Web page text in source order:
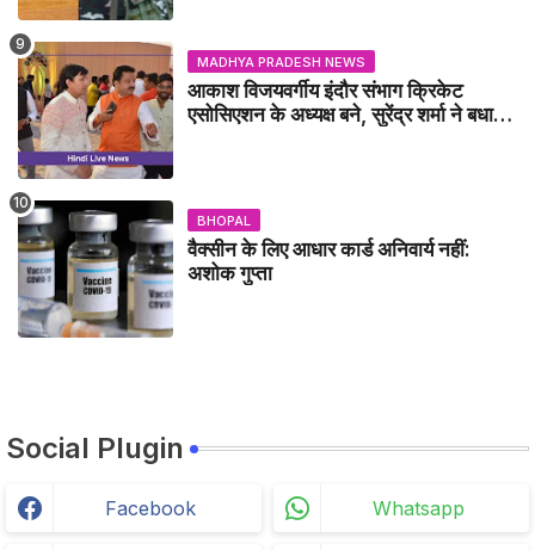
MADHYA PRADESH NEWS
आकाश विजयवर्गीय इंदौर संभाग क्रिकेट
एसोसिएशन के अध्यक्ष बने, सुरेंद्र शर्मा ने बधाई
BHOPAL
वैक्सीन के लिए आधार कार्ड अनिवार्य नहीं:
अशोक गुप्ता
Social Plugin
Facebook Whatsapp